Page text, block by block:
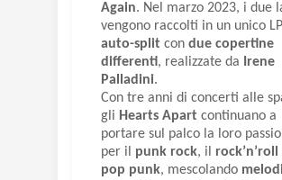
Again. Nel marzo 2023, i due
vengono raccolti in un unico
auto-split con due copertine
differenti, realizzate da Irene
Palladini.
Con tre anni di concerti alle
gli Hearts Apart continuano a
portare sul palco la loro
per il punk rock, il rock’n’roll
pop punk, mescolando